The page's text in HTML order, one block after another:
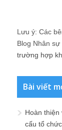
Lưu ý: Các
Blog Nhân sự
trường hợp
Bài viết
Hoàn
cấu tổ